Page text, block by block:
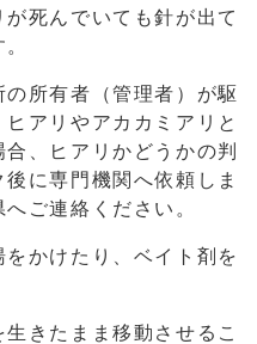
死んでいても針が出て
所有者（管理者）が駆
アリやアカカミアリと
、ヒアリかどうかの判
に専門機関へ依頼しま
ご連絡ください。
かけたり、ベイト剤を
きたまま移動させるこ